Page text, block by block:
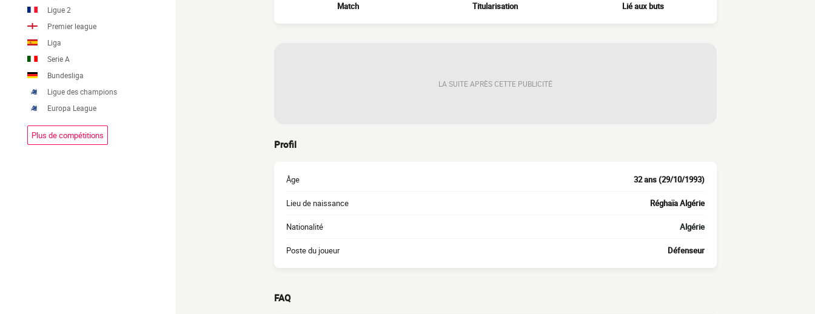
Ligue 2
Premier league
Liga
Serie A
Bundesliga
Ligue des champions
Europa League
Plus de compétitions
Match Titularisation Lié aux buts
LA SUITE APRÈS CETTE PUBLICITÉ
Profil
Âge 32 ans (29/10/1993)
Lieu de naissance Réghaïa Algérie
Nationalité Algérie
Poste du joueur Défenseur
FAQ